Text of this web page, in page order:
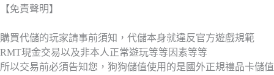
【免責聲明】
購買代儲的玩家請事前須知，代儲本身就違反官方遊戲規範
RMT現金交易以及非本人正常遊玩等等因素等等
所以交易前必須告知您，狗狗儲值使用的是國外正規禮品卡儲值